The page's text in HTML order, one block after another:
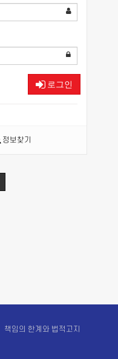
로그인
정보찾기
책임의 한계와 법적고지